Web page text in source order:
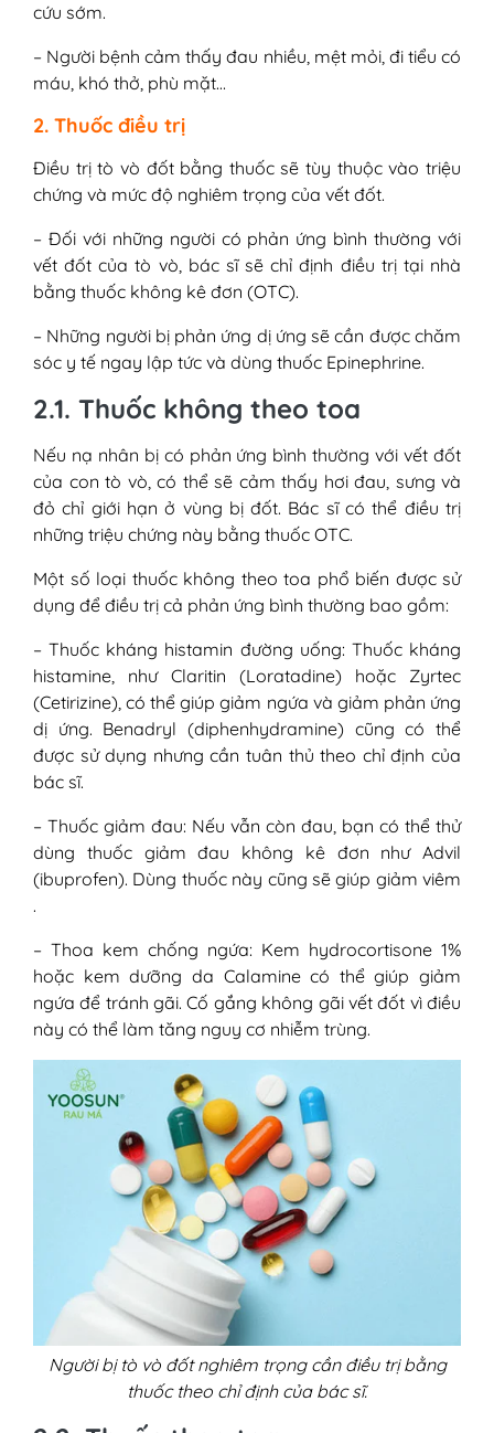
cứu sớm.
– Người bệnh cảm thấy đau nhiều, mệt mỏi, đi tiểu có
máu, khó thở, phù mặt…
2. Thuốc điều trị
Điều trị tò vò đốt bằng thuốc sẽ tùy thuộc vào triệu
chứng và mức độ nghiêm trọng của vết đốt.
– Đối với những người có phản ứng bình thường với
vết đốt của tò vò, bác sĩ sẽ chỉ định điều trị tại nhà
bằng thuốc không kê đơn (OTC).
– Những người bị phản ứng dị ứng sẽ cần được chăm
sóc y tế ngay lập tức và dùng thuốc Epinephrine.
2.1. Thuốc không theo toa
Nếu nạ nhân bị có phản ứng bình thường với vết đốt
của con tò vò, có thể sẽ cảm thấy hơi đau, sưng và
đỏ chỉ giới hạn ở vùng bị đốt. Bác sĩ có thể điều trị
những triệu chứng này bằng thuốc OTC.
Một số loại thuốc không theo toa phổ biến được sử
dụng để điều trị cả phản ứng bình thường bao gồm:
– Thuốc kháng histamin đường uống: Thuốc kháng
histamine, như Claritin (Loratadine) hoặc Zyrtec
(Cetirizine), có thể giúp giảm ngứa và giảm phản ứng
dị ứng. Benadryl (diphenhydramine) cũng có thể
được sử dụng nhưng cần tuân thủ theo chỉ định của
bác sĩ.
– Thuốc giảm đau: Nếu vẫn còn đau, bạn có thể thử
dùng thuốc giảm đau không kê đơn như Advil
(ibuprofen). Dùng thuốc này cũng sẽ giúp giảm viêm
.
– Thoa kem chống ngứa: Kem hydrocortisone 1%
hoặc kem dưỡng da Calamine có thể giúp giảm
ngứa để tránh gãi. Cố gắng không gãi vết đốt vì điều
này có thể làm tăng nguy cơ nhiễm trùng.
Người bị tò vò đốt nghiêm trọng cần điều trị bằng
thuốc theo chỉ định của bác sĩ.